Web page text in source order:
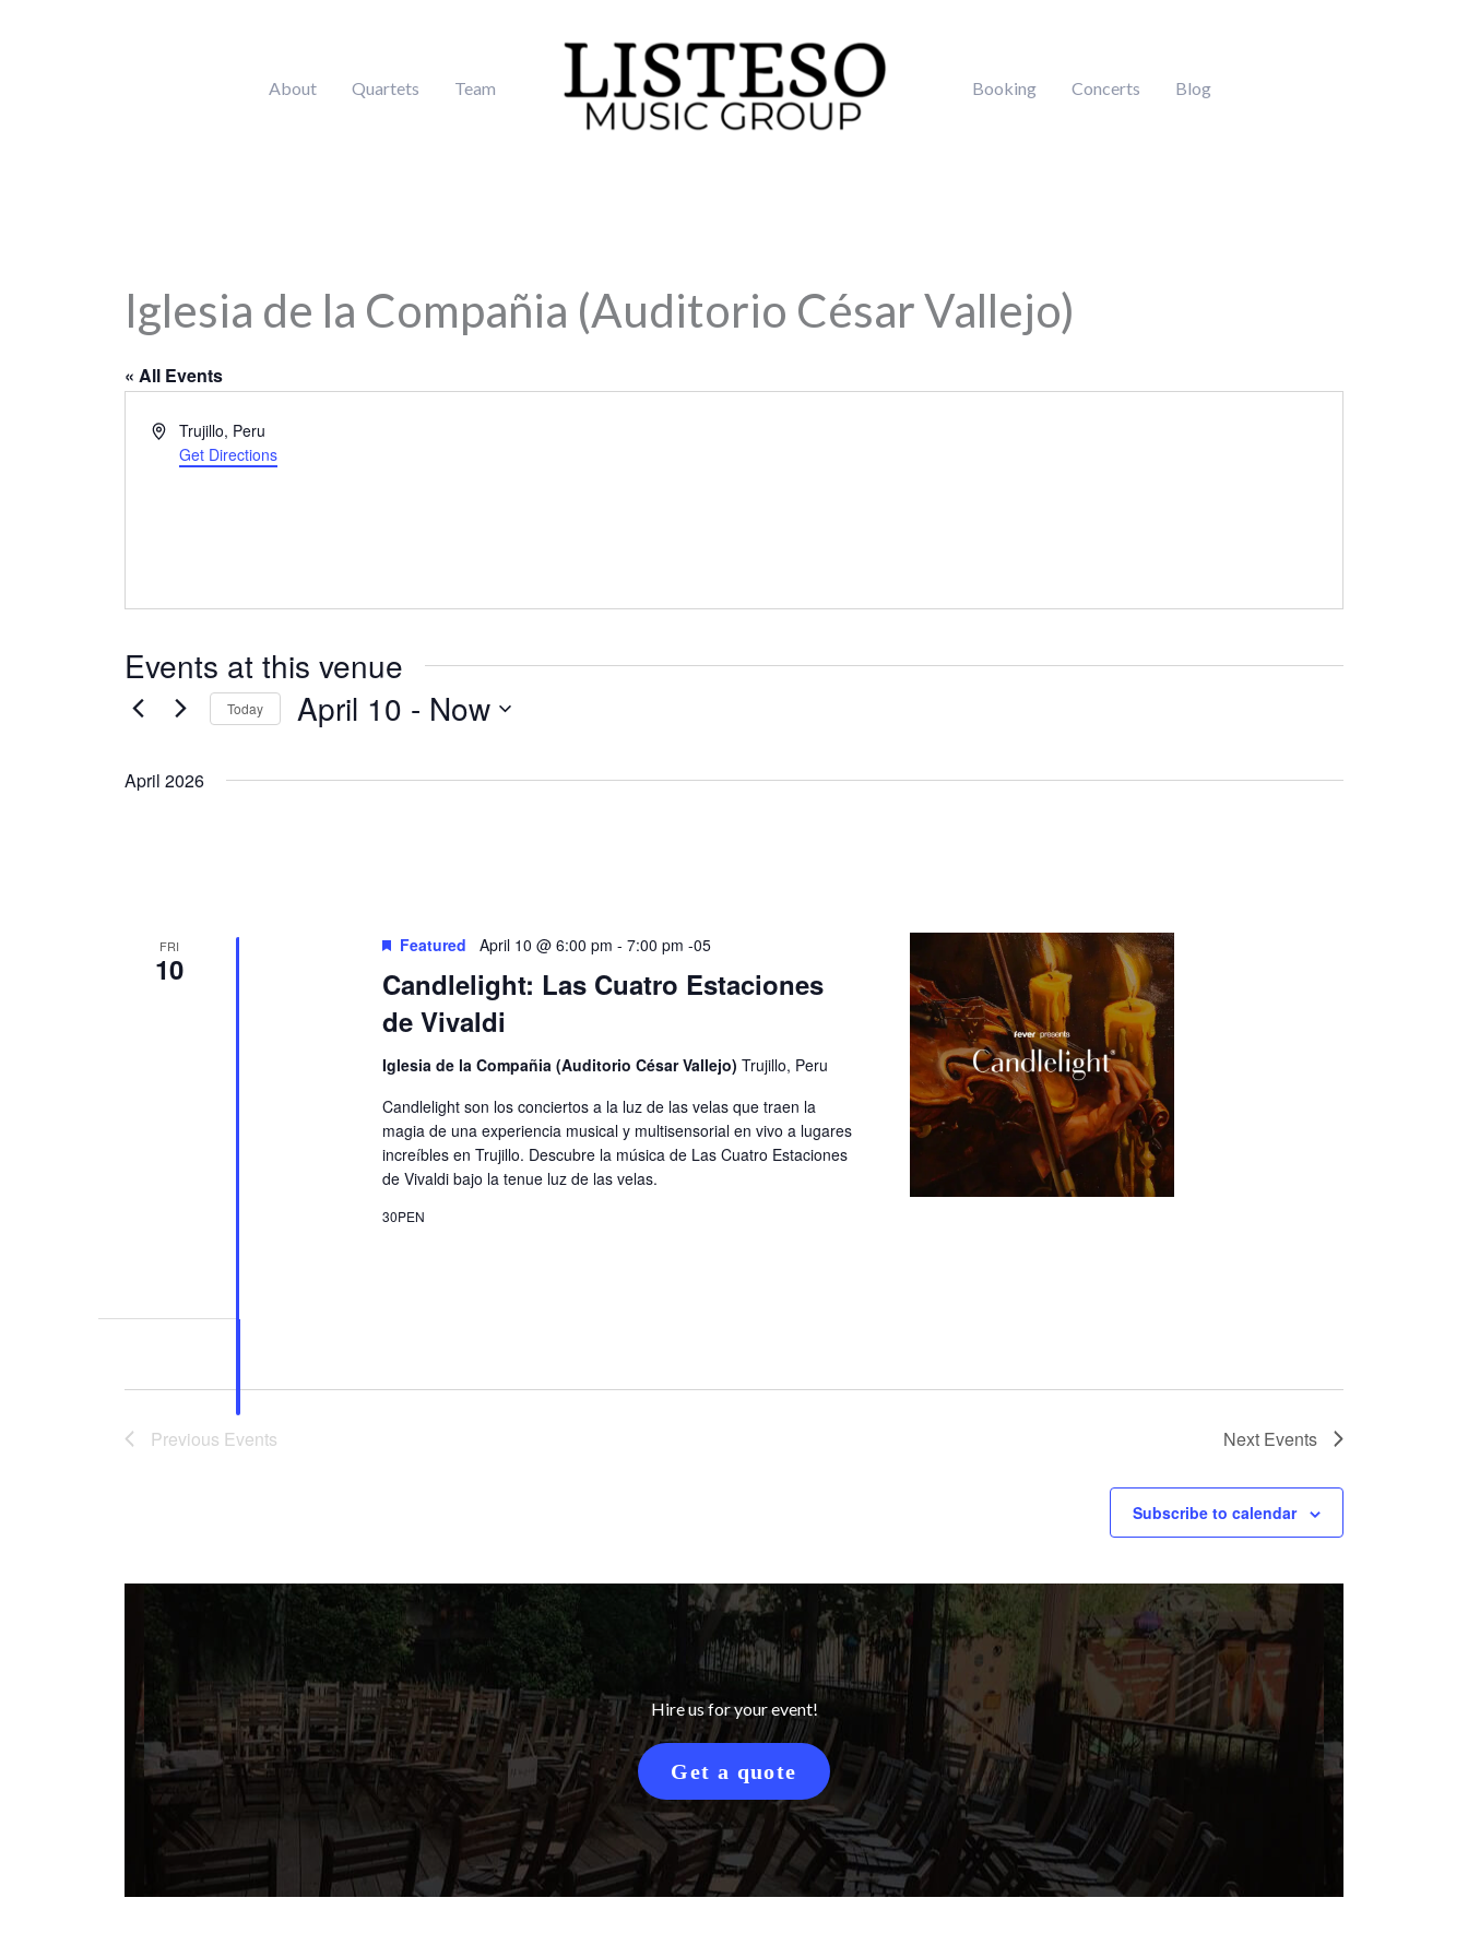
About Quartets Team Booking Concerts Blog
Iglesia de la Compañia (Auditorio César Vallejo)
« All Events
Address
Trujillo, Peru
Get Directions
Events at this venue
Today April 10 - Now
date.
April 2026
FRI
10
Candlelight: Las Cuatro Estaciones
de Vivaldi
Featured April 10 @ 6:00 pm -7:00 pm -05
Iglesia de la Compañia (Auditorio César Vallejo)Trujillo, Peru
Candlelight son los conciertos a la luz de las velas que traen la
magia de una experiencia musical y multisensorial en vivo a lugares
increíbles en Trujillo. Descubre la música de Las Cuatro Estaciones
de Vivaldi bajo la tenue luz de las velas.
30PEN
Previous Events Next Events
Subscribe to calendar
Hire us for your event!
Get a quote